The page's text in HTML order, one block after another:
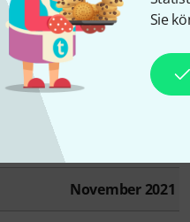
Sie
November 2021